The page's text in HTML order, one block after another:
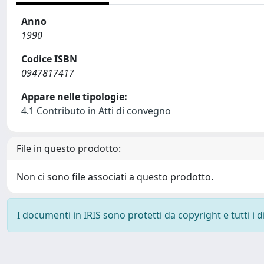
Anno
1990
Codice ISBN
0947817417
Appare nelle tipologie:
4.1 Contributo in Atti di convegno
File in questo prodotto:
Non ci sono file associati a questo prodotto.
I documenti in IRIS sono protetti da copyright e tutti i